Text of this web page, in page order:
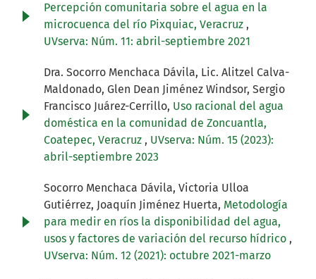
Percepción comunitaria sobre el agua en la
microcuenca del río Pixquiac, Veracruz ,
UVserva: Núm. 11: abril-septiembre 2021
Dra. Socorro Menchaca Dávila, Lic. Alitzel Calva-
Maldonado, Glen Dean Jiménez Windsor, Sergio
Francisco Juárez-Cerrillo, Uso racional del agua
doméstica en la comunidad de Zoncuantla,
Coatepec, Veracruz , UVserva: Núm. 15 (2023):
abril-septiembre 2023
Socorro Menchaca Dávila, Victoria Ulloa
Gutiérrez, Joaquín Jiménez Huerta, Metodología
para medir en ríos la disponibilidad del agua,
usos y factores de variación del recurso hídrico ,
UVserva: Núm. 12 (2021): octubre 2021-marzo